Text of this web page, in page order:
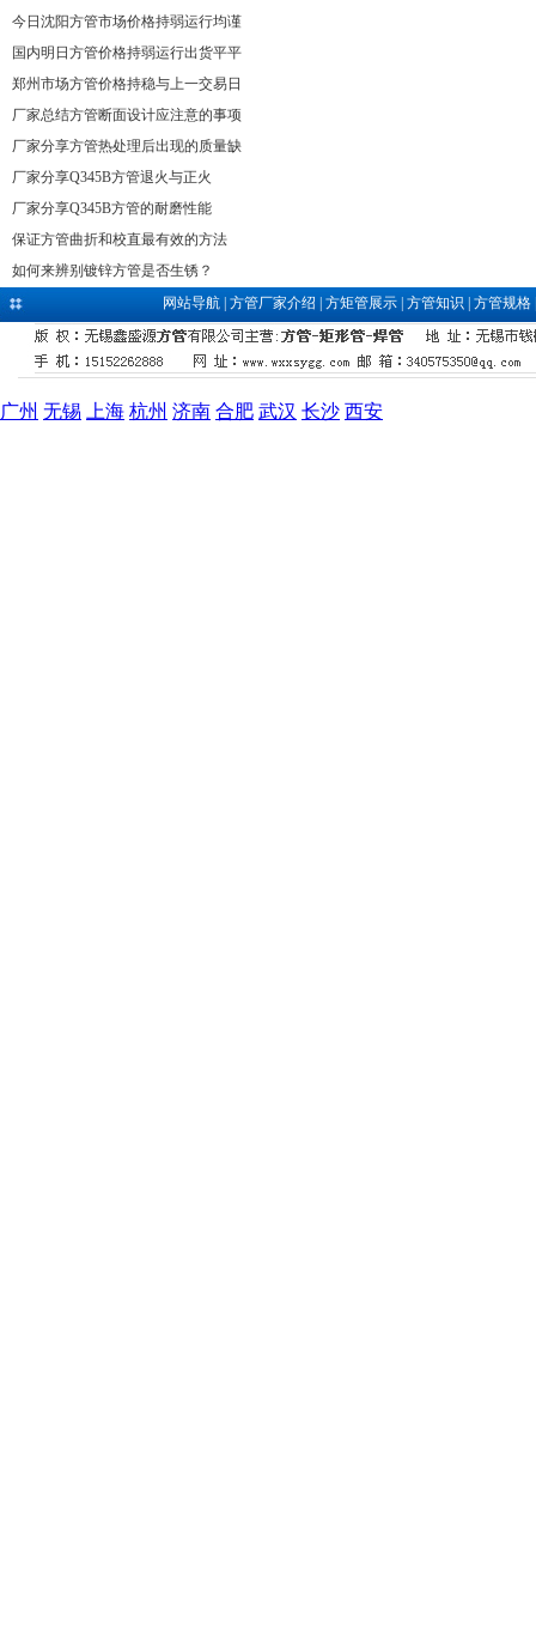
今日沈阳方管市场价格持弱运行均谨
国内明日方管价格持弱运行出货平平
郑州市场方管价格持稳与上一交易日
厂家总结方管断面设计应注意的事项
厂家分享方管热处理后出现的质量缺
厂家分享Q345B方管退火与正火
厂家分享Q345B方管的耐磨性能
保证方管曲折和校直最有效的方法
如何来辨别镀锌方管是否生锈？
网站导航| 方管厂家介绍 方矩管展示| 方管知识 方管规格
广州 无锡 上海 杭州 济南 合肥 武汉 长沙 西安